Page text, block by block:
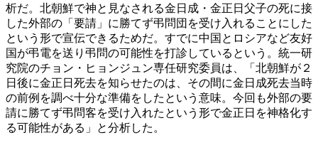
析だ。北朝鮮で神と見なされる金日成・金正日父子の死に接
した外部の「要請」に勝てず弔問団を受け入れることにした
という形で宣伝できるためだ。すでに中国とロシアなど友好
国が弔電を送り弔問の可能性を打診しているという。統一研
究院のチョン・ヒョンジュン専任研究委員は、「北朝鮮が２
日後に金正日死去を知らせたのは、その間に金日成死去当時
の前例を調べ十分な準備をしたという意味。今回も外部の要
請に勝てず弔問客を受け入れたという形で金正日を神格化す
る可能性がある」と分析した。